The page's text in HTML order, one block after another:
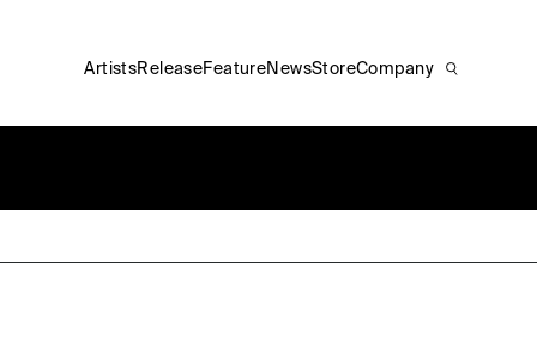
ArtistsReleaseFeature NewsStoreCompany